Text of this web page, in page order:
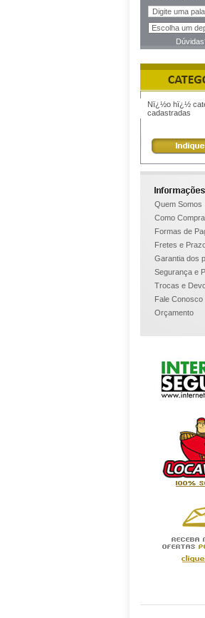
Nï¿½o hï¿½
cadastradas
Quem Somos
Como
Formas de
Fretes e
Garantia dos
Segurança e
Trocas e
Fale Conosco
Orçamento